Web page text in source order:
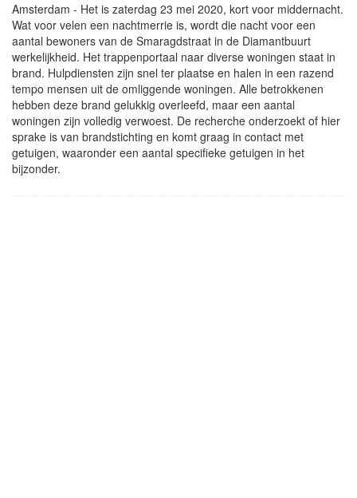
Amsterdam - Het is zaterdag 23 mei 2020, kort voor middernacht.
Wat voor velen een nachtmerrie is, wordt die nacht voor een
aantal bewoners van de Smaragdstraat in de Diamantbuurt
werkelijkheid. Het trappenportaal naar diverse woningen staat in
brand. Hulpdiensten zijn snel ter plaatse en halen in een razend
tempo mensen uit de omliggende woningen. Alle betrokkenen
hebben deze brand gelukkig overleefd, maar een aantal
woningen zijn volledig verwoest. De recherche onderzoekt of hier
sprake is van brandstichting en komt graag in contact met
getuigen, waaronder een aantal specifieke getuigen in het
bijzonder.